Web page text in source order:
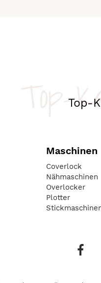
Top-
Top-
Maschinen
Coverlock
Nähmaschinen
Overlocker
Plotter